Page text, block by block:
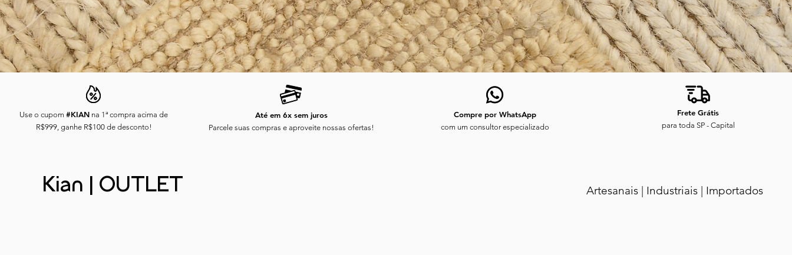
Use o cupom #KIAN na 1ª compra acima de
R$999, ganhe R$100 de desconto!
Até em 6x sem juros
Parcele suas compras e aproveite nossas ofertas!
Compre por WhatsApp
com um consultor especializado
Frete Grátis
para toda SP - Capital
Kian | OUTLET Artesanais | Industriais | Importados